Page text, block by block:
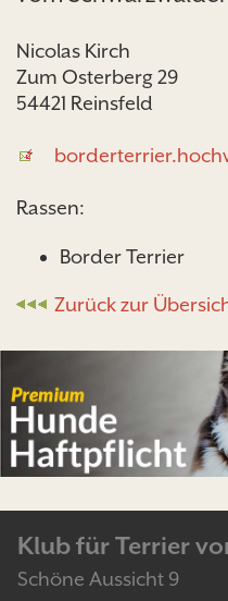
Nicolas Kirch
Zum Osterberg 29
54421 Reinsfeld
Rassen:
Border Terrier
Zurück zur
Klub für Terrier
Schöne Aussicht 9